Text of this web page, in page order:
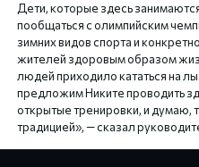
Дети, которые здесь
пообщаться с олимпийским
зимних видов спорта и
жителей здоровым образом
людей приходило кататься на
предложим Никите проводить
открытые тренировки, и думаю,
традицией», — сказал